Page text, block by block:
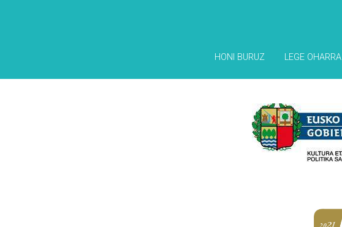
HONI BURUZ LEGE OHARRA